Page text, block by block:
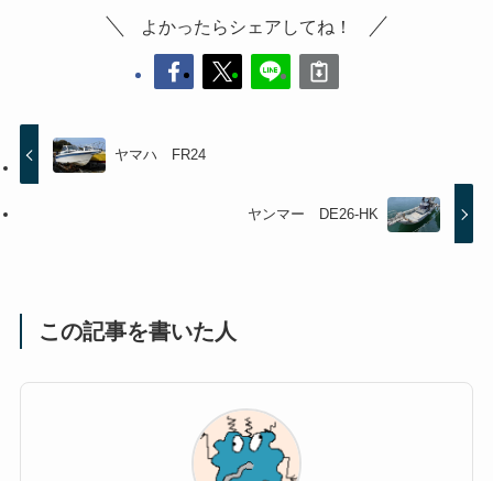
よかったらシェアしてね！
ヤマハ FR24
ヤンマー DE26-HK
この記事を書いた人